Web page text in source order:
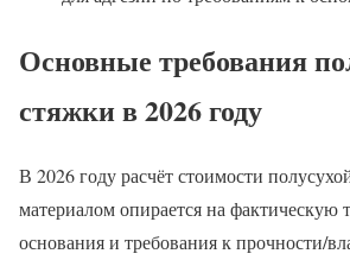
Основные требования
стяжки в 2026 году
В 2026 году расчёт стоимости
материалом опирается на фактическую
основания и требования к прочности/